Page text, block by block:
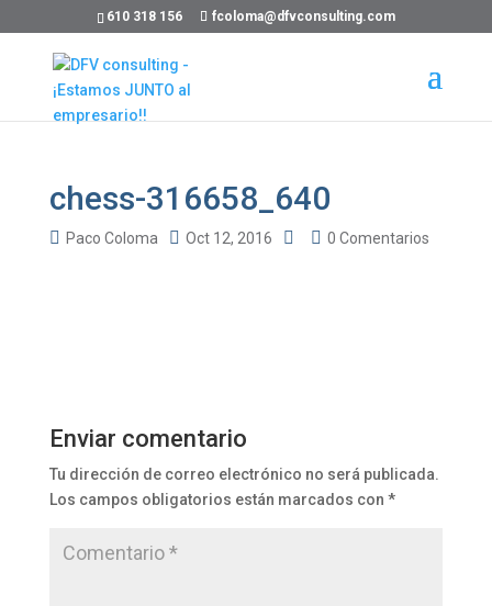
610 318 156 fcoloma@dfvconsulting.com
chess-316658_640
Paco Coloma Oct 12, 2016 0 Comentarios
Enviar comentario
Tu dirección de correo electrónico no será publicada.
Los campos obligatorios están marcados con *